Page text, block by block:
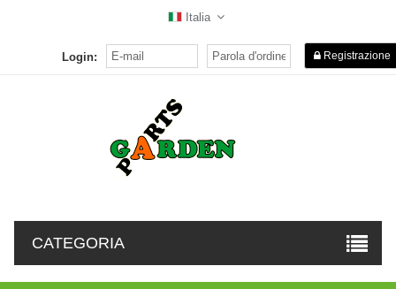
Italia
Login: Registrazione
CATEGORIA